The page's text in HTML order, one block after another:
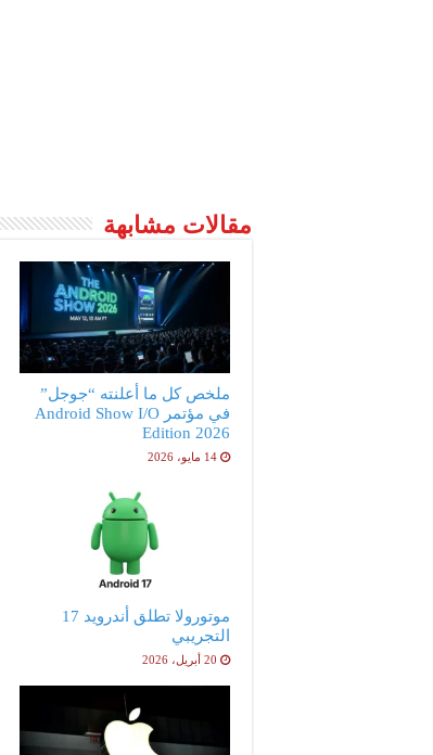
مقالات مشابهة
ملخص كل ما أعلنته “جوجل”
في مؤتمر Android Show I/O
Edition 2026
14 مايو، 2026
موتورولا تطلق أندرويد 17
التجريبي
20 أبريل، 2026